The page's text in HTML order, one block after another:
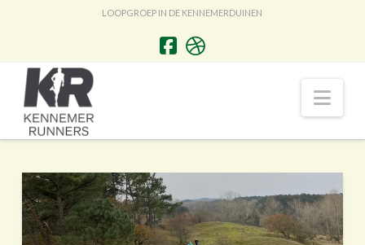
LOOPGROEP IN DE KENNEMERDUINEN